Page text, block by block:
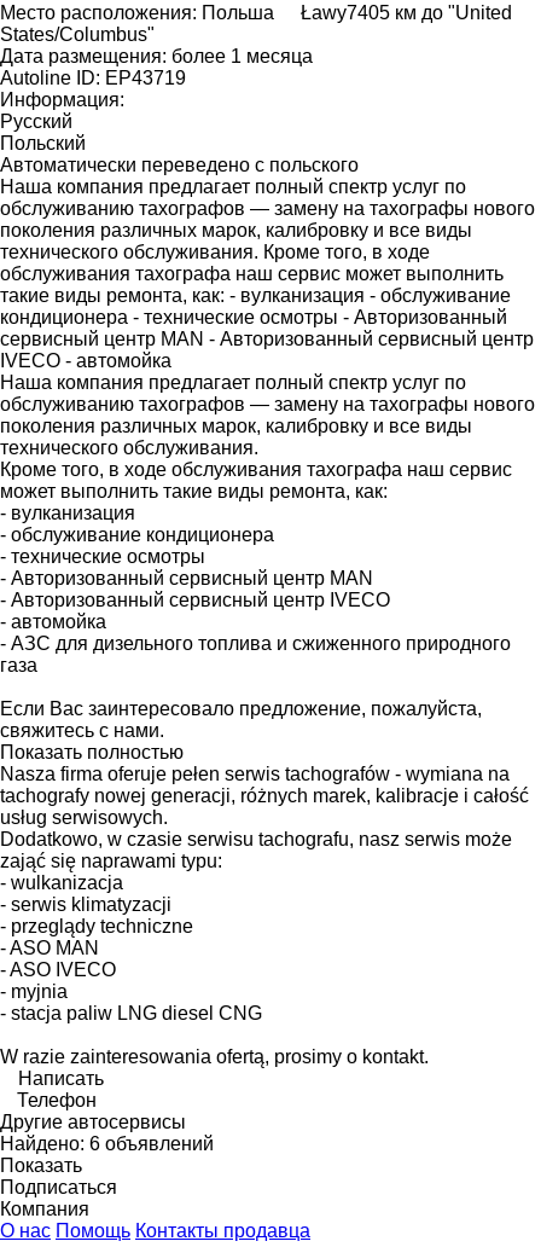
Место расположения: Польша Ławy7405 км до "United
States/Columbus"
Дата размещения: более 1 месяца
Autoline ID: EP43719
Информация:
Русский
Польский
Автоматически переведено с польского
Наша компания предлагает полный спектр услуг по
обслуживанию тахографов — замену на тахографы нового
поколения различных марок, калибровку и все виды
технического обслуживания. Кроме того, в ходе
обслуживания тахографа наш сервис может выполнить
такие виды ремонта, как: - вулканизация - обслуживание
кондиционера - технические осмотры - Авторизованный
сервисный центр MAN - Авторизованный сервисный центр
IVECO - автомойка
Наша компания предлагает полный спектр услуг по
обслуживанию тахографов — замену на тахографы нового
поколения различных марок, калибровку и все виды
технического обслуживания.
Кроме того, в ходе обслуживания тахографа наш сервис
может выполнить такие виды ремонта, как:
- вулканизация
- обслуживание кондиционера
- технические осмотры
- Авторизованный сервисный центр MAN
- Авторизованный сервисный центр IVECO
- автомойка
- АЗС для дизельного топлива и сжиженного природного
газа
Если Вас заинтересовало предложение, пожалуйста,
свяжитесь с нами.
Показать полностью
Nasza firma oferuje pełen serwis tachografów - wymiana na
tachografy nowej generacji, różnych marek, kalibracje i całość
usług serwisowych.
Dodatkowo, w czasie serwisu tachografu, nasz serwis może
zająć się naprawami typu:
- wulkanizacja
- serwis klimatyzacji
- przeglądy techniczne
- ASO MAN
- ASO IVECO
- myjnia
- stacja paliw LNG diesel CNG
W razie zainteresowania ofertą, prosimy o kontakt.
Написать
Телефон
Другие автосервисы
Найдено: 6 объявлений
Показать
Подписаться
Компания
О нас Помощь Контакты продавца